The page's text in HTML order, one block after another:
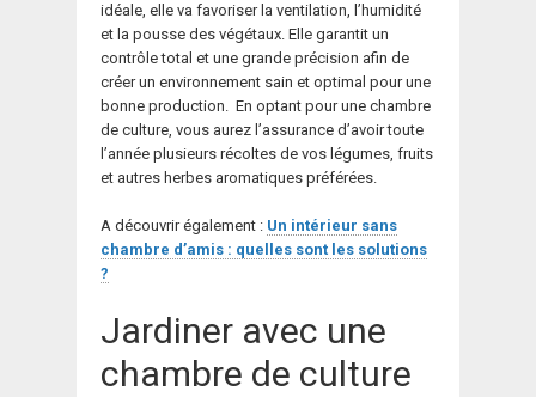
idéale, elle va favoriser la ventilation, l’humidité
et la pousse des végétaux. Elle garantit un
contrôle total et une grande précision afin de
créer un environnement sain et optimal pour une
bonne production. En optant pour une chambre
de culture, vous aurez l’assurance d’avoir toute
l’année plusieurs récoltes de vos légumes, fruits
et autres herbes aromatiques préférées.
A découvrir également : Un intérieur sans
chambre d’amis : quelles sont les solutions
?
Jardiner avec une
chambre de culture